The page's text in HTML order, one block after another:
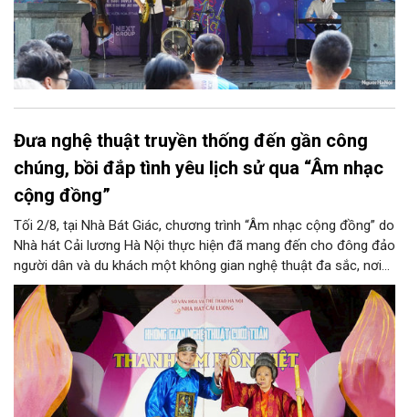
Đưa nghệ thuật truyền thống đến gần công
chúng, bồi đắp tình yêu lịch sử qua “Âm nhạc
cộng đồng”
Tối 2/8, tại Nhà Bát Giác, chương trình “Âm nhạc cộng đồng” do
Nhà hát Cải lương Hà Nội thực hiện đã mang đến cho đông đảo
người dân và du khách một không gian nghệ thuật đa sắc, nơi
những làn điệu cải lương, ca cổ, tân cổ và các tiết mục múa
hòa quyện trong không gian của phố đi bộ hồ Hoàn Kiếm. Đặc
biệt, chương trình có sự giao lưu của các nghệ sĩ đến từ
phương Nam, góp phần tạo nên cuộc gặp gỡ nghệ thuật giàu
cảm xúc.